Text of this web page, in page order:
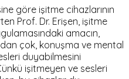
göre işitme cihazlarının
Prof. Dr. Erişen, işitme
amacın,
çok, konuşma ve mental
duyabilmesini
işitmeyen ve sesleri